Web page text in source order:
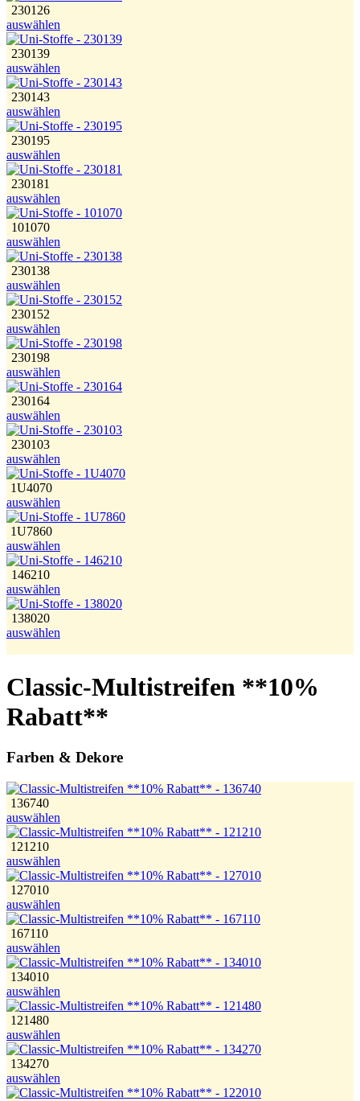
230126
auswählen
230139
auswählen
230143
auswählen
230195
auswählen
230181
auswählen
101070
auswählen
230138
auswählen
230152
auswählen
230198
auswählen
230164
auswählen
230103
auswählen
1U4070
auswählen
1U7860
auswählen
146210
auswählen
138020
auswählen
Classic-Multistreifen **10%
Rabatt**
Farben & Dekore
136740
auswählen
121210
auswählen
127010
auswählen
167110
auswählen
134010
auswählen
121480
auswählen
134270
auswählen